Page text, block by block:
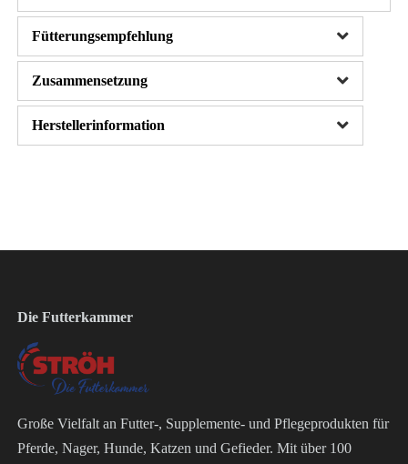
Fütterungsempfehlung
Zusammensetzung
Herstellerinformation
Die Futterkammer
Große Vielfalt an Futter-, Supplemente- und Pflegeprodukten für
Pferde, Nager, Hunde, Katzen und Gefieder. Mit über 100